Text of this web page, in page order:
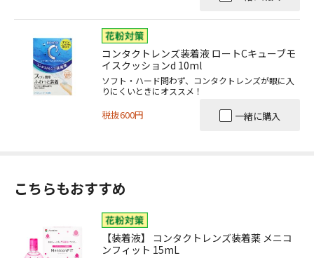
コンタクトレンズ装着液 ロートCキューブモ
イスクッションd 10ml
ソフト・ハード問わず、コンタクトレンズが眼に入
りにくいときにオススメ！
税抜600円 一緒に購入
こちらもおすすめ
【装着液】 コンタクトレンズ装着薬 メニコ
ンフィット 15mL